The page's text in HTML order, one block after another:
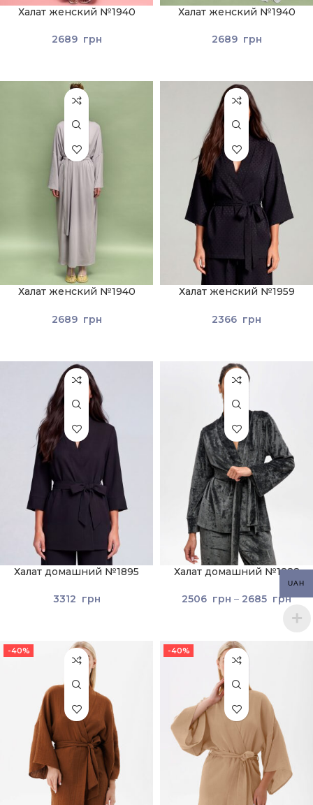
Халат женский №1940
2689 грн
Халат женский №1940
2689 грн
Халат женский №1940
2689 грн
Халат женский №1959
2366 грн
Халат домашний №1895
3312 грн
Халат домашний №1822
2506 грн – 2685 грн
-40% -40%
UAH